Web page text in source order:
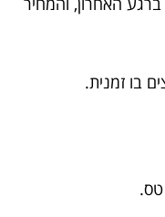
בו זמנית.